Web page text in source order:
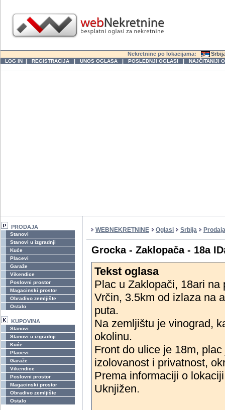
Nekretnine po lokacijama:
LOG IN | REGISTRACIJA | UNOS OGLASA | POSLEDNJI OGLASI | NAJČITANIJI
PRODAJA
Stanovi
Stanovi u izgradnji
Kuće
Placevi
Garaže
Vikendice
Poslovni prostor
Magacinski prostor
Obradivo zemljište
Ostalo
KUPOVINA
Stanovi
Stanovi u izgradnji
Kuće
Placevi
Garaže
Vikendice
Poslovni prostor
Magacinski prostor
Obradivo zemljište
Ostalo
WEBNEKRETNINE Oglasi Srbija
Grocka - Zaklopača - 18a
Tekst oglasa
Plac u Zaklopači, 18ari
Vrčin, 3.5km od izlaza na
puta.
Na zemljištu je vinograd,
okolinu.
Front do ulice je 18m,
izolovanost i privatnost,
Prema informaciji o
Uknjižen.